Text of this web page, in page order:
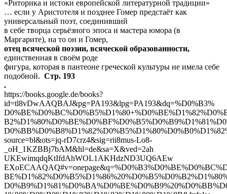
«Риторика и истоки европейской литературной традиции»
… если у Аристотеля и позднее Гомер предстаёт как
универсальный поэт, соединивший
в себе творца серьёзного эпоса и мастера юмора (в
Маргарите), на то он и Гомер,
отец всяческой поэзии, всяческой образованности,
единственная в своём роде
фигура, которая в пантеоне греческой культуры не имела себе
подобной. Стр. 193
.
https://books.google.de/books?
id=tl8vDwAAQBAJ&pg=PA193&lpg=PA193&dq=%D0%B3%
source=bl&ots=jq-rD7crz4&sig=rii8mus-Lo8-
_oH_1KZBBj7bAM&hl=de&sa=X&ved=2ah
UKEwimqdqKtIfdAhWOL1AKHdzND3UQ6AEw